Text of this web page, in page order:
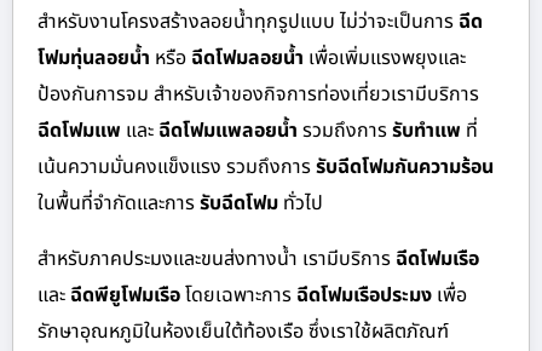
สำหรับงานโครงสร้างลอยน้ำทุกรูปแบบ ไม่ว่าจะเป็นการ ฉีด
โฟมทุ่นลอยน้ำ หรือ ฉีดโฟมลอยน้ำ เพื่อเพิ่มแรงพยุงและ
ป้องกันการจม สำหรับเจ้าของกิจการท่องเที่ยวเรามีบริการ
ฉีดโฟมแพ และ ฉีดโฟมแพลอยน้ำ รวมถึงการรับทำแพ ที่
เน้นความมั่นคงแข็งแรง รวมถึงการรับฉีดโฟมกันความร้อน
ในพื้นที่จำกัดและการรับฉีดโฟม ทั่วไป
สำหรับภาคประมงและขนส่งทางน้ำ เรามีบริการ ฉีดโฟมเรือ
และ ฉีดพียูโฟมเรือโดยเฉพาะการ ฉีดโฟมเรือประมง เพื่อ
รักษาอุณหภูมิในห้องเย็นใต้ท้องเรือ ซึ่งเราใช้ผลิตภัณฑ์